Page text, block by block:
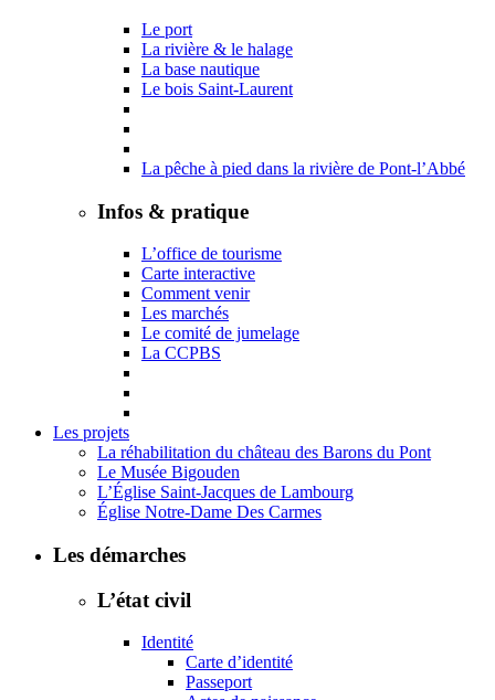
Le port
La rivière & le halage
La base nautique
Le bois Saint-Laurent
La pêche à pied dans la rivière de Pont-l’Abbé
Infos & pratique
L’office de tourisme
Carte interactive
Comment venir
Les marchés
Le comité de jumelage
La CCPBS
Les projets
La réhabilitation du château des Barons du Pont
Le Musée Bigouden
L’Église Saint-Jacques de Lambourg
Église Notre-Dame Des Carmes
Les démarches
L’état civil
Identité
Carte d’identité
Passeport